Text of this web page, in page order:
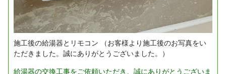
施工後の給湯器とリモコン （お客様より施工後のお写真をい
ただきました。誠にありがとうございました。）
給湯器の交換工事をご依頼いただき、誠にありがとうございま